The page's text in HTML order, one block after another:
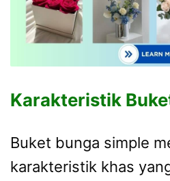
Karakteristik
Buket bunga simple
karakteristik khas